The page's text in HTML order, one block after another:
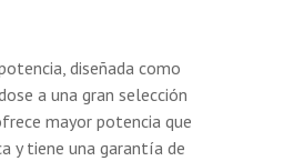
diseñada como
a una gran selección
mayor potencia que
y tiene una garantía de